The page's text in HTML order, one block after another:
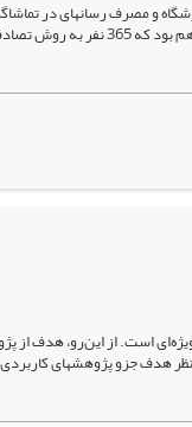
و مصرف رسانه­ای در
بود.روش‌شناسی: جامعۀ آماری شامل
است. از این‌رو، هدف از
جزو پژوهش­های کاربردی